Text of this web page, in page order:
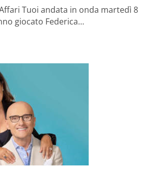
Tuoi andata in onda martedì 8
giocato Federica…